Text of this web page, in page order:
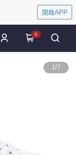
開啟APP
0
1/7